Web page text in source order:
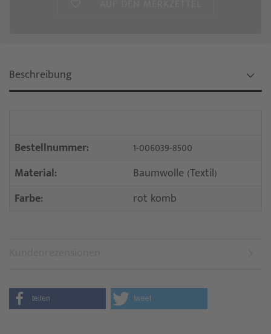
Beschreibung
Bestellnummer:
1-006039-8500
Material:
Baumwolle (Textil)
Farbe:
rot komb
teilen tweet